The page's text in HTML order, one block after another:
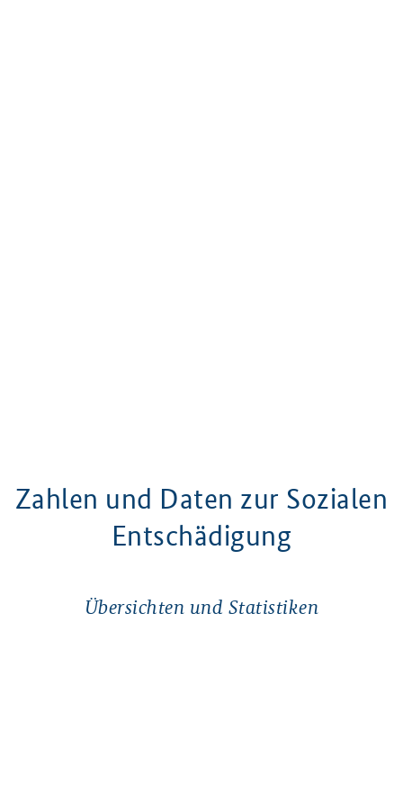
Zahlen und Daten zur Sozialen
Entschädigung
Übersichten und Statistiken